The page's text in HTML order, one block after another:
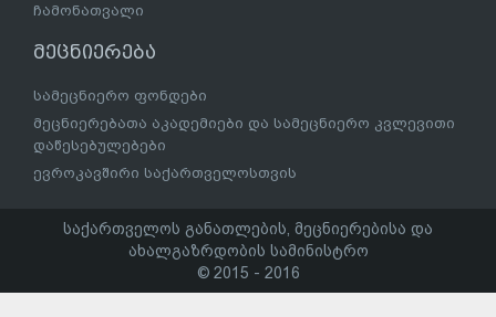
ჩამონათვალი
მეცნიერება
სამეცნიერო ფონდები
მეცნიერებათა აკადემიები და სამეცნიერო კვლევითი
დაწესებულებები
ევროკავშირი საქართველოსთვის
საქართველოს განათლების, მეცნიერებისა და
ახალგაზრდობის სამინისტრო
© 2015 - 2016